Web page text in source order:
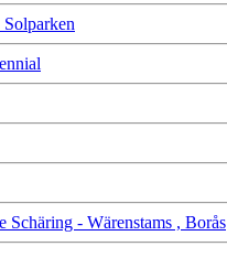
- Wärenstams , Borås